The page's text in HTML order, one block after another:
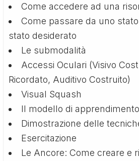
Come accedere ad una
Come passare da uno
stato desiderato
Le submodalità
Accessi Oculari (Visivo
Ricordato, Auditivo Costruito)
Visual Squash
Il modello di apprendimento
Dimostrazione delle
Esercitazione
Le Ancore: Come creare e